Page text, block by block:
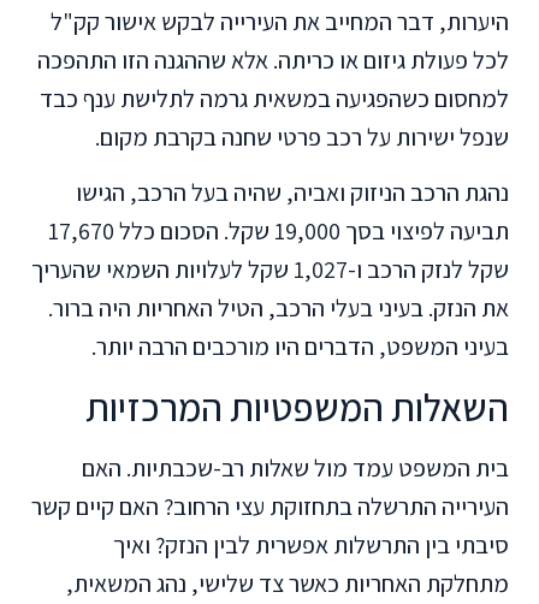
היערות, דבר המחייב את העירייה לבקש אישור קק"ל
לכל פעולת גיזום או כריתה. אלא שההגנה הזו התהפכה
למחסום כשהפגיעה במשאית גרמה לתלישת ענף כבד
שנפל ישירות על רכב פרטי שחנה בקרבת מקום.
נהגת הרכב הניזוק ואביה, שהיה בעל הרכב, הגישו
תביעה לפיצוי בסך 19,000 שקל. הסכום כלל 17,670
שקל לנזק הרכב ו-1,027 שקל לעלויות השמאי שהעריך
את הנזק. בעיני בעלי הרכב, הטיל האחריות היה ברור.
בעיני המשפט, הדברים היו מורכבים הרבה יותר.
השאלות המשפטיות המרכזיות
בית המשפט עמד מול שאלות רב-שכבתיות. האם
העירייה התרשלה בתחזוקת עצי הרחוב? האם קיים קשר
סיבתי בין התרשלות אפשרית לבין הנזק? ואיך
מתחלקת האחריות כאשר צד שלישי, נהג המשאית,